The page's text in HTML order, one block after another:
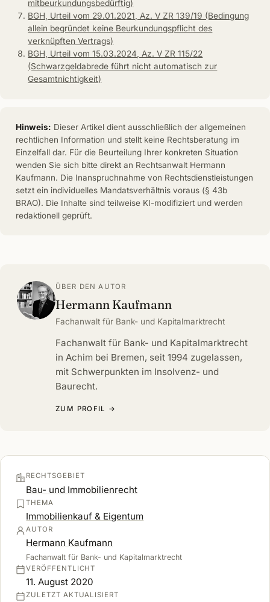
mitbeurkundungsbedürftig)
BGH, Urteil vom 29.01.2021, Az. V ZR 139/19 (Bedingung
allein begründet keine Beurkundungspflicht des
verknüpften Vertrags)
BGH, Urteil vom 15.03.2024, Az. V ZR 115/22
(Schwarzgeldabrede führt nicht automatisch zur
Gesamtnichtigkeit)
Hinweis: Dieser Artikel dient ausschließlich der allgemeinen
rechtlichen Information und stellt keine Rechtsberatung im
Einzelfall dar. Für die Beurteilung Ihrer konkreten Situation
wenden Sie sich bitte direkt an Rechtsanwalt Hermann
Kaufmann. Die Inanspruchnahme von Rechtsdienstleistungen
setzt ein individuelles Mandatsverhältnis voraus (§ 43b
BRAO). Die Inhalte sind teilweise KI-modifiziert und werden
redaktionell geprüft.
ÜBER DEN AUTOR
Hermann Kaufmann
Fachanwalt für Bank- und Kapitalmarktrecht
Fachanwalt für Bank- und Kapitalmarktrecht
in Achim bei Bremen, seit 1994 zugelassen,
mit Schwerpunkten im Insolvenz- und
Baurecht.
ZUM PROFIL →
RECHTSGEBIET
Bau- und Immobilienrecht
THEMA
Immobilienkauf & Eigentum
AUTOR
Hermann Kaufmann
Fachanwalt für Bank- und Kapitalmarktrecht
VERÖFFENTLICHT
11. August 2020
ZULETZT AKTUALISIERT